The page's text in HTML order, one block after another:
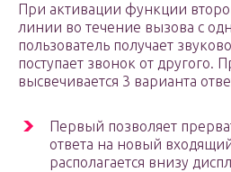
При активации функции
линии во течение вызова с
пользователь получает
поступает звонок от другого.
высвечивается 3 варианта
Первый позволяет
ответа на новый
располагается внизу